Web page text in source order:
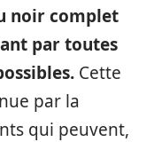
noir complet
par toutes
Cette
par la
qui peuvent,